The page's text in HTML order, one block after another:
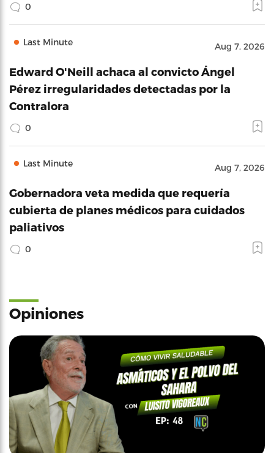
0
Last Minute Aug 7, 2026
Edward O'Neill achaca al convicto Ángel
Pérez irregularidades detectadas por la
Contralora
0
Last Minute Aug 7, 2026
Gobernadora veta medida que requería
cubierta de planes médicos para cuidados
paliativos
0
Opiniones